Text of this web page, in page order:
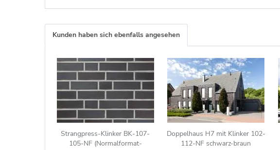
Kunden haben sich ebenfalls angesehen
Strangpress-Klinker BK-107-
105-NF (Normalformat-
Doppelhaus H7 mit Klinker 102-
112-NF schwarz-braun